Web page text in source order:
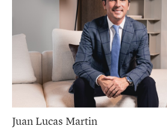
Juan Lucas Martin